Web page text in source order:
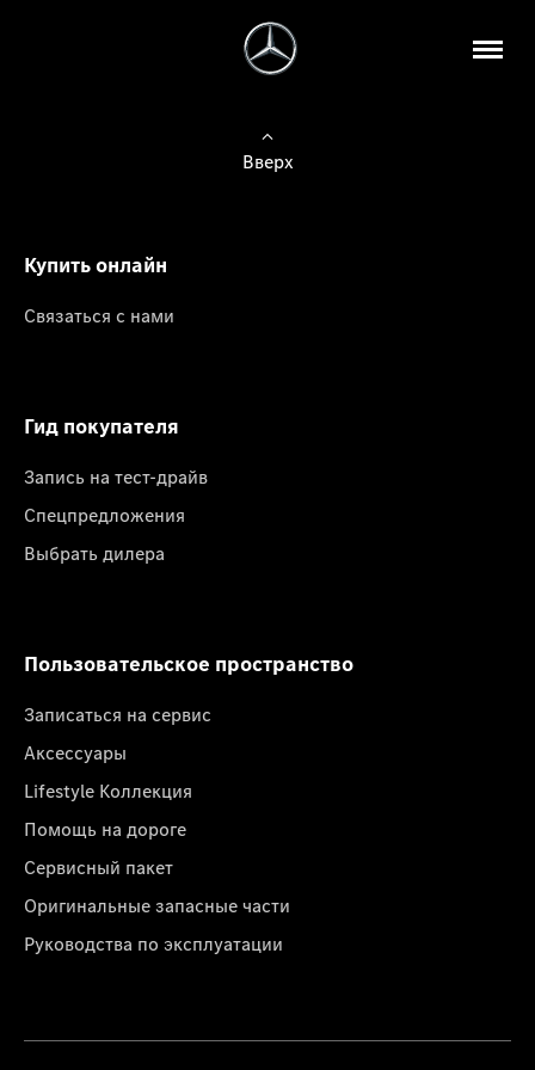
Вверх
Купить онлайн
Связаться с нами
Гид покупателя
Запись на тест-драйв
Спецпредложения
Выбрать дилера
Пользовательское пространство
Записаться на сервис
Аксессуары
Lifestyle Коллекция
Помощь на дороге
Сервисный пакет
Оригинальные запасные части
Руководства по эксплуатации